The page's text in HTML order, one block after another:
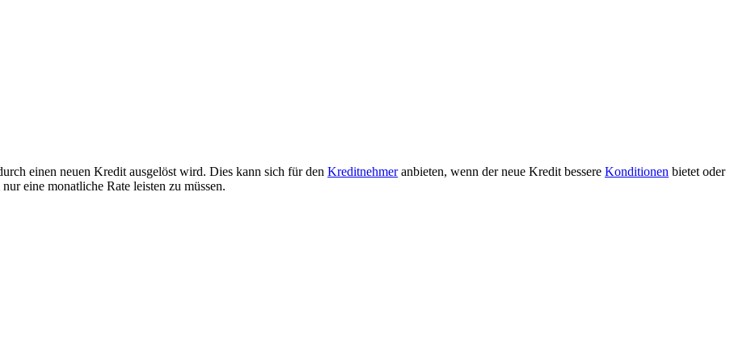
einen neuen Kredit ausgelöst wird. Dies kann sich für den Kreditnehmeranbieten, wenn der neue Kredit bessere Konditionen bietet oder
eine monatliche Rate leisten zu müssen.